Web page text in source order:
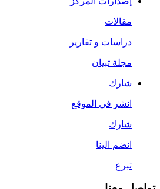
مقالات
دراسات و تقارير
مجلة تبيان
شارك
انشر في الموقع
شارك
انضم الينا
تبرع